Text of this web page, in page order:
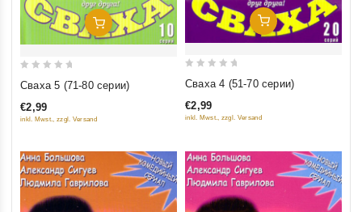
Добавить В Корзину
of
Сваха 5 (71-80 серии)
€2,99
inkl. Mwst., zzgl. Versand
Добавить В Корзину
of
Сваха 4 (51-70 серии)
€2,99
inkl. Mwst., zzgl. Versand